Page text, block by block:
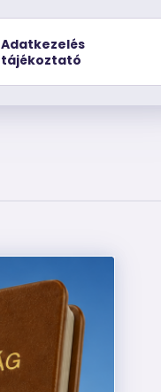
Adatkezelés
tájékoztató